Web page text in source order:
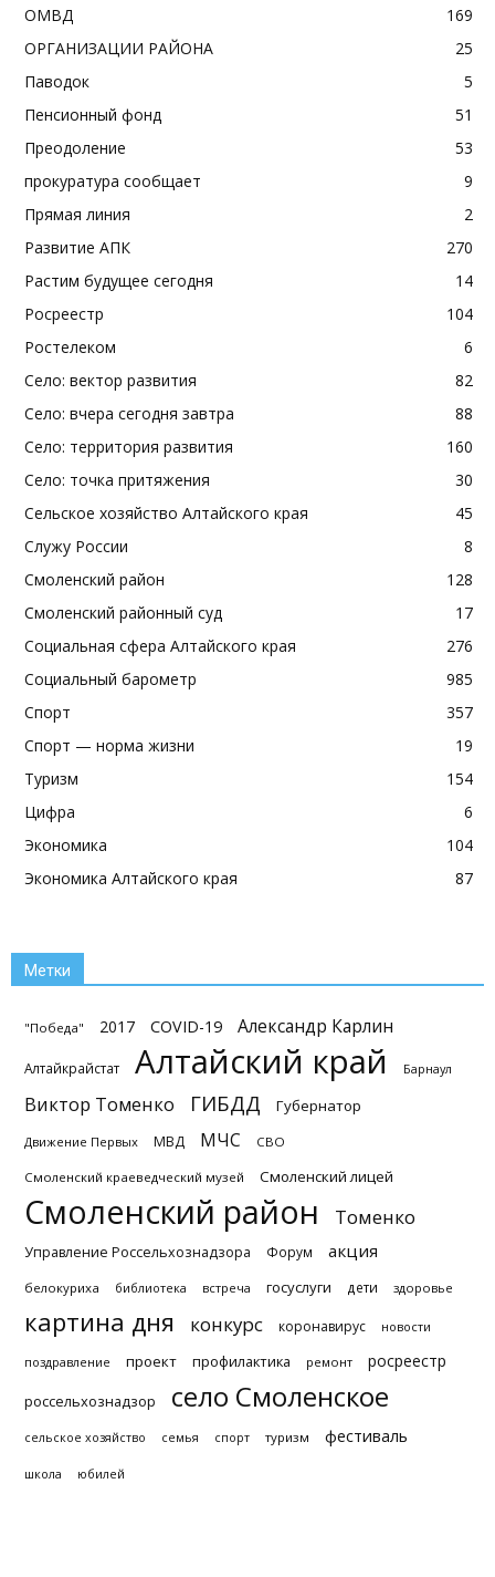
ОМВД
169
ОРГАНИЗАЦИИ РАЙОНА
25
Паводок
5
Пенсионный фонд
51
Преодоление
53
прокуратура сообщает
9
Прямая линия
2
Развитие АПК
270
Растим будущее сегодня
14
Росреестр
104
Ростелеком
6
Село: вектор развития
82
Село: вчера сегодня завтра
88
Село: территория развития
160
Село: точка притяжения
30
Сельское хозяйство Алтайского края
45
Служу России
8
Смоленский район
128
Смоленский районный суд
17
Социальная сфера Алтайского края
276
Социальный барометр
985
Спорт
357
Спорт — норма жизни
19
Туризм
154
Цифра
6
Экономика
104
Экономика Алтайского края
87
Метки
"Победа" 2017 COVID-19 Александр Карлин
Алтайкрайстат Алтайский край Барнаул
Виктор Томенко ГИБДД Губернатор
Движение Первых МВД МЧС СВО
Смоленский краеведческий музей Смоленский лицей
Смоленский район Томенко
Управление Россельхознадзора Форум акция
белокуриха библиотека встреча госуслуги дети здоровье
картина дня конкурс коронавирус новости
поздравление проект профилактика ремонт росреестр
россельхознадзор село Смоленское
сельское хозяйство семья спорт туризм фестиваль
школа юбилей